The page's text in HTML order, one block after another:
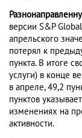
версии S&P
апрельского
потерял к
пункта. В итоге
услуги) в конце
в апреле, 49,2
пунктов
изменениях на
активности.